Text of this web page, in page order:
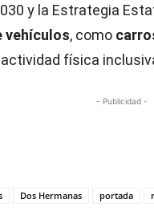
y la Estrategia
vehículos, como
física
- Publicidad -
Dos Hermanas portada